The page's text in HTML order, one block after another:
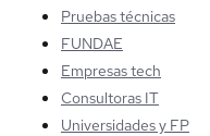
Pruebas técnicas
FUNDAE
Empresas tech
Consultoras IT
Universidades y FP